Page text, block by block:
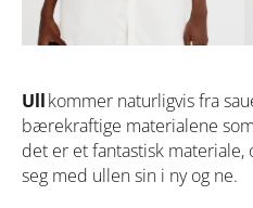
Ullkommer naturligvis fra
bærekraftige materialene
det er et fantastisk materiale,
seg med ullen sin i ny og ne.